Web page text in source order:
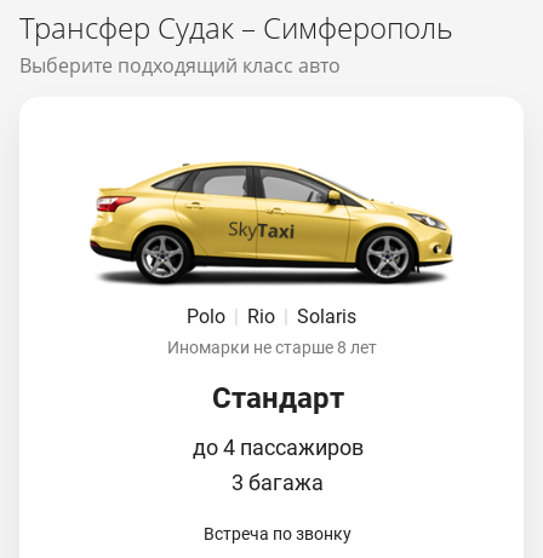
Трансфер Судак – Симферополь
Выберите подходящий класс авто
Polo | Rio | Solaris
Иномарки не старше 8 лет
Стандарт
до 4 пассажиров
3 багажа
Встреча по звонку